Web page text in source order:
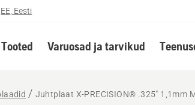
EE, Eesti
Tooted Varuosad ja tarvikud
Juhtplaat X-PRECISION® .325" 1,1mm